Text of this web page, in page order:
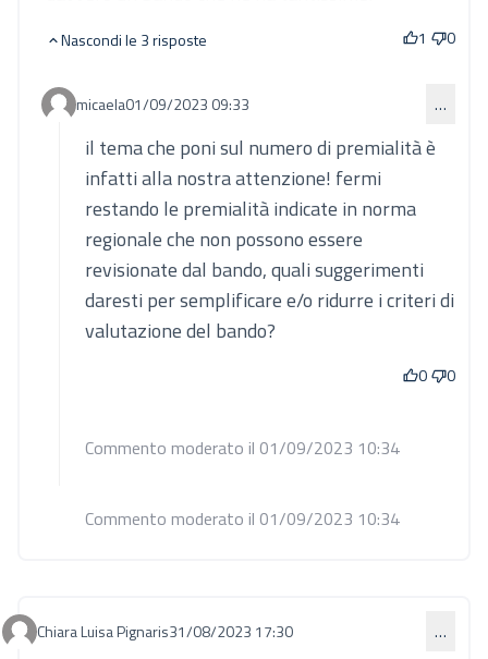
Nascondi le 3 risposte 1 0
Commento 837 (risposta al commento 833)
micaela01/09/2023 09:33 …
il tema che poni sul numero di premialità è
infatti alla nostra attenzione! fermi
restando le premialità indicate in norma
regionale che non possono essere
revisionate dal bando, quali suggerimenti
daresti per semplificare e/o ridurre i criteri di
valutazione del bando?
0 0
Commento moderato il 01/09/2023 10:34
Commento moderato il 01/09/2023 10:34
Commento 834
Chiara Luisa Pignaris31/08/2023 17:30 …